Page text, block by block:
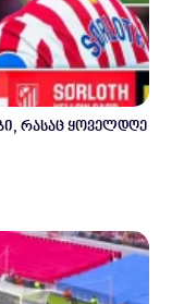
რასაც ყოველდღე